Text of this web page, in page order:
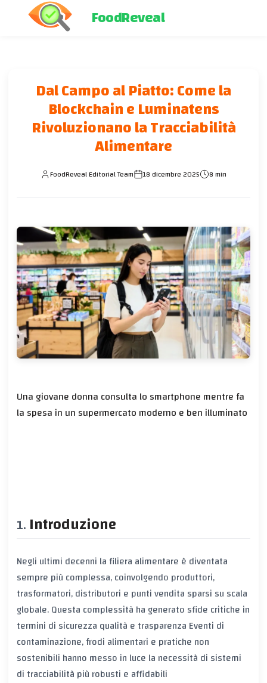
FoodReveal
Dal Campo al Piatto: Come la
Blockchain e Luminatens
Rivoluzionano la Tracciabilità
Alimentare
FoodReveal Editorial Team 18 dicembre 2025 8 min
Una giovane donna consulta lo smartphone mentre fa
la spesa in un supermercato moderno e ben illuminato
Introduzione
Negli ultimi decenni la filiera alimentare è diventata
sempre più complessa, coinvolgendo produttori,
trasformatori, distributori e punti vendita sparsi su scala
globale. Questa complessità ha generato sfide critiche in
termini di sicurezza qualità e trasparenza Eventi di
contaminazione, frodi alimentari e pratiche non
sostenibili hanno messo in luce la necessità di sistemi
di tracciabilità più robusti e affidabili